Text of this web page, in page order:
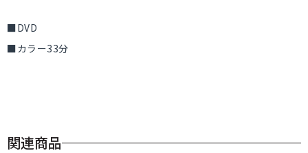
■DVD
■カラー33分
関連商品